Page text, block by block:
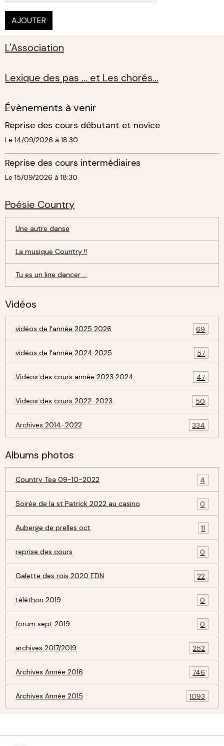
AJOUTER
L'Association
Lexique des pas ... et Les chorés...
Évènements à venir
Reprise des cours débutant et novice
Le 14/09/2026 à 18:30
Reprise des cours intermédiaires
Le 15/09/2026 à 18:30
Poésie Country
Une autre danse
La musique Country !!
Tu es un line dancer ...
Vidéos
vidéos de l'année 2025 2026 69
vidéos de l'année 2024 2025 57
Vidéos des cours année 2023 2024 47
Videos des cours 2022-2023 50
Archives 2014-2022 334
Albums photos
Country Tea 09-10-2022 4
Soirée de la st Patrick 2022 au casino 0
Auberge de prelles oct 11
reprise des cours 0
Galette des rois 2020 EDN 22
téléthon 2019 0
forum sept 2019 0
archives 2017/2019 252
Archives Année 2016 746
Archives Année 2015 1093